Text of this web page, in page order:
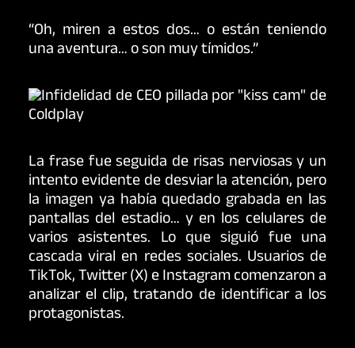
“Oh, miren a estos dos… o están teniendo
una aventura… o son muy tímidos.”
La frase fue seguida de risas nerviosas y un
intento evidente de desviar la atención, pero
la imagen ya había quedado grabada en las
pantallas del estadio… y en los celulares de
varios asistentes. Lo que siguió fue una
cascada viral en redes sociales. Usuarios de
TikTok, Twitter (X) e Instagram comenzaron a
analizar el clip, tratando de identificar a los
protagonistas.